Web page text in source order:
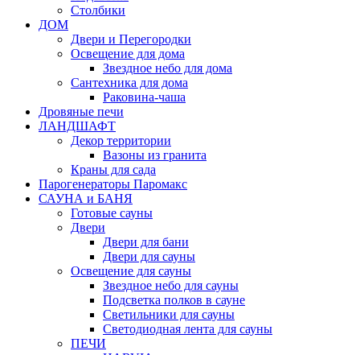
Столбики
ДОМ
Двери и Перегородки
Освещение для дома
Звездное небо для дома
Сантехника для дома
Раковина-чаша
Дровяные печи
ЛАНДШАФТ
Декор территории
Вазоны из гранита
Краны для сада
Парогенераторы Паромакс
САУНА и БАНЯ
Готовые сауны
Двери
Двери для бани
Двери для сауны
Освещение для сауны
Звездное небо для сауны
Подсветка полков в сауне
Светильники для сауны
Светодиодная лента для сауны
ПЕЧИ